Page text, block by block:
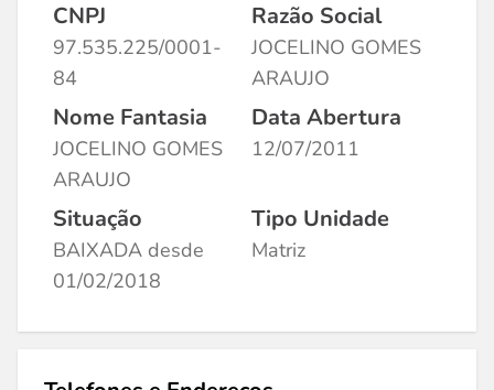
CNPJ
97.535.225/0001-
84
Razão Social
JOCELINO GOMES
ARAUJO
Nome Fantasia
JOCELINO GOMES
ARAUJO
Data Abertura
12/07/2011
Situação
BAIXADA desde
01/02/2018
Tipo Unidade
Matriz